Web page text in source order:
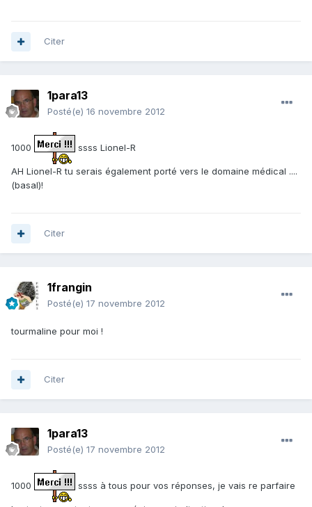
Citer
1para13
Posté(e) 16 novembre 2012
1000 ssss Lionel-R
AH Lionel-R tu serais également porté vers le domaine médical ....
(basal)!
Citer
1frangin
Posté(e) 17 novembre 2012
tourmaline pour moi !
Citer
1para13
Posté(e) 17 novembre 2012
1000 ssss à tous pour vos réponses, je vais re parfaire